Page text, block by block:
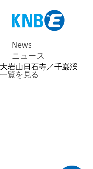
News
ニュース
大岩山日石寺／千巌渓
一覧を見る